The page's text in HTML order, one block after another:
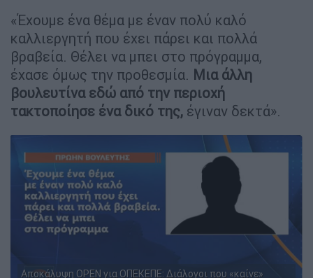
«Έχουμε ένα θέμα με έναν πολύ καλό
καλλιεργητή που έχει πάρει και πολλά
βραβεία. Θέλει να μπει στο πρόγραμμα,
έχασε όμως την προθεσμία. Μια άλλη
βουλευτίνα εδώ από την περιοχή
τακτοποίησε ένα δικό της, έγιναν δεκτά».
Αποκάλυψη OPEN για ΟΠΕΚΕΠΕ: Διάλογοι που «καίνε»